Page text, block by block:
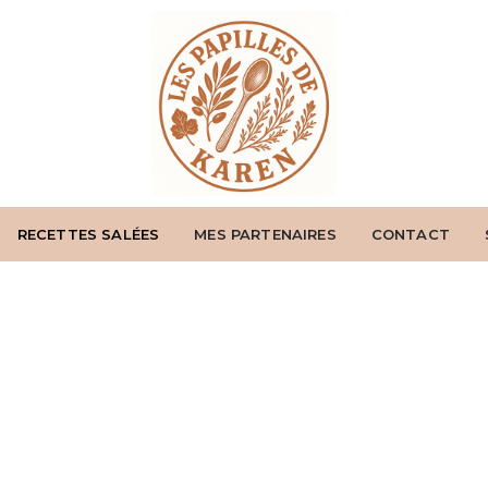
RECETTES SALÉES MES PARTENAIRES CONTACT